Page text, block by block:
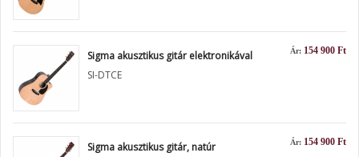
Ár: 154 900 Ft
Sigma akusztikus gitár elektronikával
SI-DTCE
Ár: 154 900 Ft
Sigma akusztikus gitár, natúr